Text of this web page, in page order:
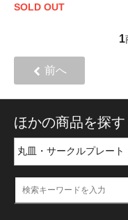
SOLD OUT
1
前へ
ほかの商品を探す